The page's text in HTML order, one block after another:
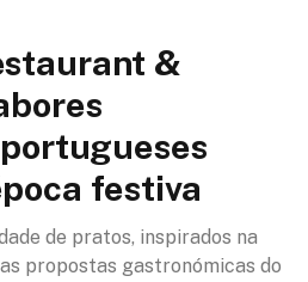
&
festiva
de pratos, inspirados na
propostas gastronómicas do